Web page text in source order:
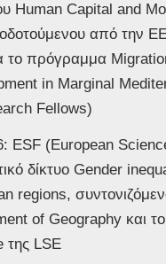
Human Capital and
από την
το πρόγραμμα
in Marginal
Fellows)
ESF (European
δίκτυο Gender
regions,
of Geography και
της LSE